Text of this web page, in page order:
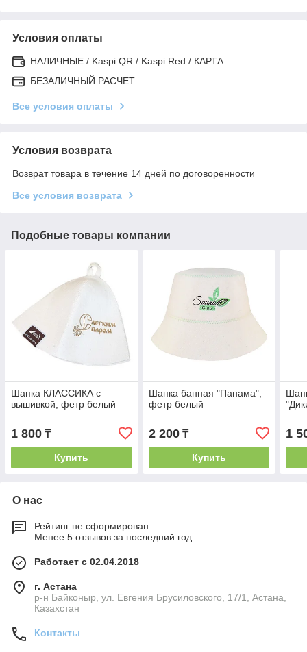
Условия оплаты
НАЛИЧНЫЕ / Kaspi QR / Kaspi Red / КАРТА
БЕЗАЛИЧНЫЙ РАСЧЕТ
Все условия оплаты
Условия возврата
Возврат товара в течение 14 дней по договоренности
Все условия возврата
Подобные товары компании
Шапка КЛАССИКА с
вышивкой, фетр белый
1 800 ₸
Купить
Шапка банная "Панама",
фетр белый
2 200₸
Купить
1
О нас
Рейтинг не сформирован
Менее 5 отзывов за последний год
Работает с 02.04.2018
г. Астана
р-н Байконыр, ул. Евгения Брусиловского, 17/1, Астана,
Казахстан
Контакты